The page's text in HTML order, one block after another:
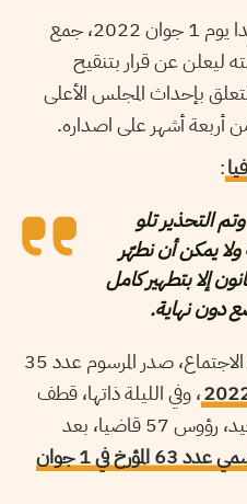
منذ ثلاث سنوات ونصف، تحديدا يوم 1 جوان 2022، جمع
ليعلن عن قرار بتنقيح
عدد 11 لسنة 2022 المتعلق بإحداث المجلس الأعلى
أربعة أشهر على اصداره.
:
التحذير تلو
يمكن أن نطهّر
إلا بتطهير كامل
دون نهاية.
صدر المرسوم عدد 35
، وفي الليلة ذاتها، قطف
صدور قرار إعفائهم في الرائد الرسمي عدد 63 المؤرخ في 1 جوان